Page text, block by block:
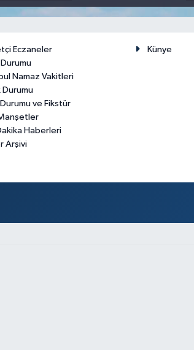
Eczaneler
Namaz Vakitleri
Durumu
ve Fikstür
Haberleri
Arşivi
Künye